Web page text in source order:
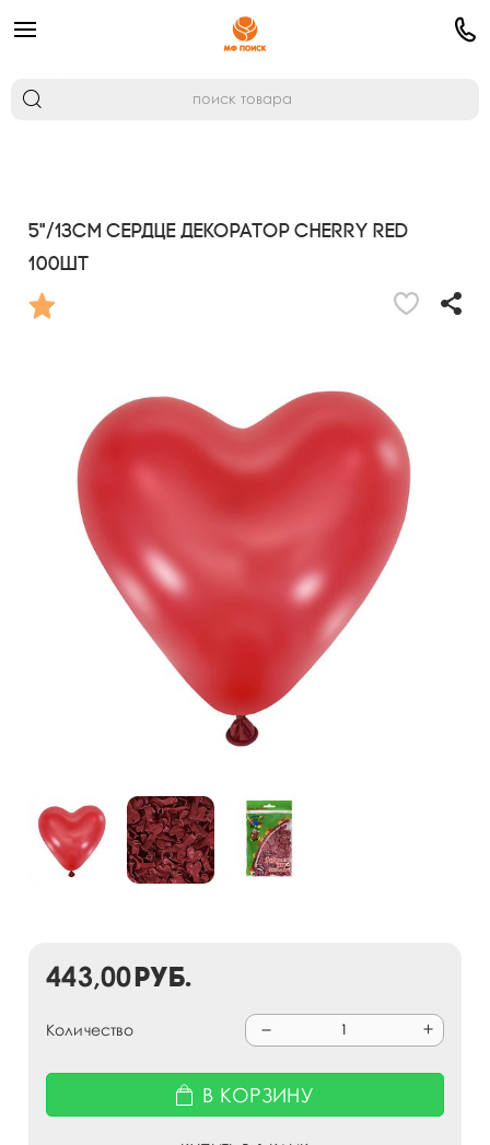
5"/13см Сердце Декоратор CHERRY RED
100шт
443,00руб.
Количество
В КОРЗИНУ